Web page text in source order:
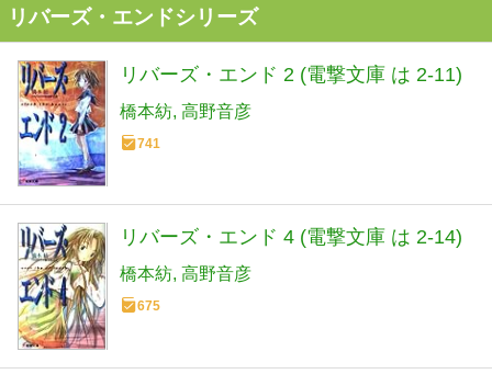
リバーズ・エンドシリーズ
リバーズ・エンド 2 (電撃文庫 は 2-11)
橋本紡 高野音彦
741
リバーズ・エンド 4 (電撃文庫 は 2-14)
橋本紡 高野音彦
675